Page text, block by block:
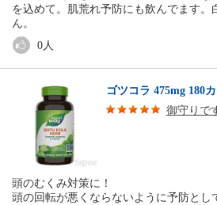
を込めて。肌荒れ予防にも飲んでます。
ん。
0人
ゴツコラ 475mg 180
御守りで
頭のむくみ対策に！
頭の回転が悪くならないように予防とし